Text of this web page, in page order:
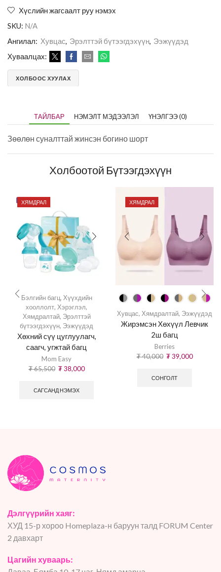
Хүслийн жагсаалт руу нэмэх
SKU: N/A
Ангилал: Хувцас, Эрэлттэй бүтээгдэхүүн, Ээжүүдэд
Хуваалцах:
ХОЛБООС ХУУЛАХ
ТАЙЛБАР НЭМЭЛТ МЭДЭЭЛЭЛ ҮНЭЛГЭЭ (0)
Зөөлөн суналттай жинсэн богино шорт
Холбоотой Бүтээгдэхүүн
ХЯМДРАЛ
Бэлгийн багц, Хүүхдийн
хооллолт, Хэрэглэл,
Хямдралтай, Эрэлттэй
бүтээгдэхүүн, Ээжүүдэд
Хөхний сүү цуглуулагч,
саагч, угжтай багц
Mom Easy
₮65,500 ₮38,000
САГСАНД НЭМЭХ
ХЯМДРАЛ
Хувцас, Хямдралтай, Ээжүүдэд
Жирэмсэн Хөхүүл Левчик
2ш багц
Berries
₮40,000 ₮39,000
СОНГОЛТ
Дэлгүүрийн хаяг:
ХУД 15-р хороо Homeplaza-н баруун талд FORUM Center
2 давхарт
Цагийн хуваарь: